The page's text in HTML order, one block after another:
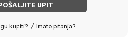
UPIT
kupiti? / Imate pitanja?